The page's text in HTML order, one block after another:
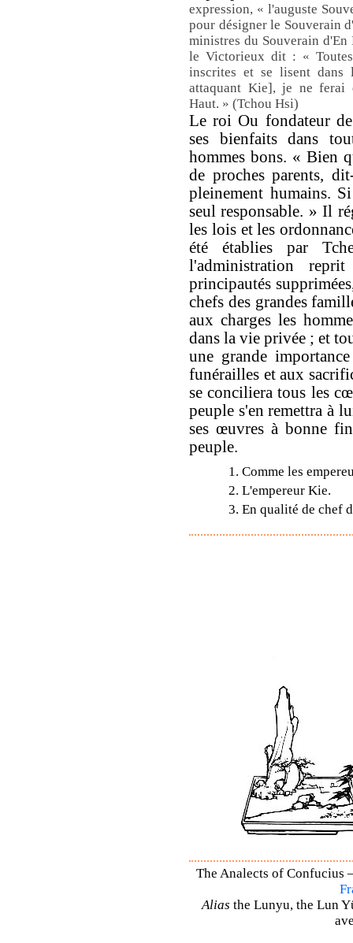
expression, « l'auguste
pour désigner le Souverain
ministres du Souverain
le Victorieux dit : «
inscrites et se lisent
attaquant Kie], je ne ferai
Haut. » (Tchou Hsi)
Le roi Ou fondateur
ses bienfaits dans
hommes bons. « Bien
de proches parents,
pleinement humains.
seul responsable. » Il
les lois et les
été établies par
l'administration
principautés
chefs des grandes
aux charges les
dans la vie privée ; et
une grande
funérailles et aux
se conciliera tous les
peuple s'en remettra à
ses œuvres à bonne
peuple.
1. Comme les
2. L'empereur Kie.
3. En qualité de chef
The Analects of Confucius
Alias the Lunyu, the Lun